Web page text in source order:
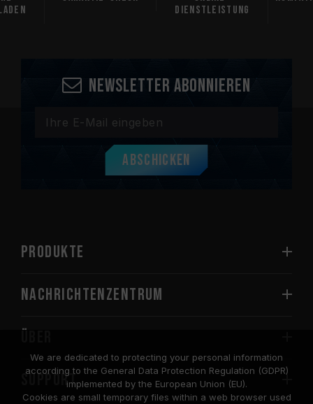
Dienstleistung
Newsletter abonnieren
Abschicken
PRODUKTE
Nachrichtenzentrum
SUPPORT
We are dedicated to protecting your personal information
according to the General Data Protection Regulation (GDPR)
implemented by the European Union (EU).
Cookies are small temporary files within a web browser used